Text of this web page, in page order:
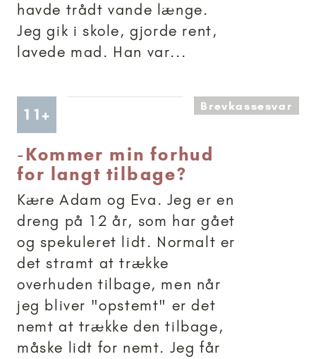
havde trådt vande længe.
Jeg gik i skole, gjorde rent,
lavede mad. Han var...
11+ Artikler anbefalet til 11+Brevkassesvar
-Kommer min forhud
for langt tilbage?
Kære Adam og Eva. Jeg er en
dreng på 12 år, som har gået
og spekuleret lidt. Normalt er
det stramt at trække
overhuden tilbage, men når
jeg bliver "opstemt" er det
nemt at trække den tilbage,
måske lidt for nemt. Jeg får